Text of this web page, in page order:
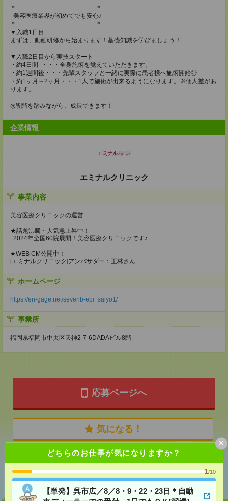
どちらのお仕事が気になりますか？
1/10
【単発】呉市広／8／8・9・22・23日＊自動
×
＊―――――――――――――＊
美容医療業界が初めてでも安心♪
＊―――――――――――――＊
▼入職1日目
まずは、動画研修から始まります！基礎知識を学びましょう！
▼入職2日目から実技スタート
・約4日間 ・・・全身施術を覚えていただきます。
・約1週間後・・・先輩スタッフと一緒に実際に患者様へ施術開始◎
・約1ヶ月～2ヶ月・・・1人で施術が出来るようになります。※個人差があ
ります。
◎段階を踏みながら、成長できます！
企業情報
エミナルクリニック
事業内容
美容医療クリニックの運営
★話題沸騰・人気急上昇中！
2024年全国60院展開！美容医療クリニックです♪
★WEB CM公開中！
[エミナルクリニック]アンバサダー：王林さん
ホームページ
https://en-gage.net/sevenb-epi_saiyo1/
事業所
福岡県福岡市中央区天神2-7-6DADAビル8階
応募ページへ
気になる！
おすすめ